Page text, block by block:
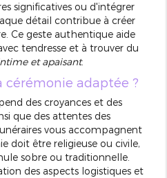
significatives ou d'intégrer
détail contribue à créer
Ce geste authentique aide
tendresse et à trouver du
et apaisant.
cérémonie adaptée ?
des croyances et des
que des attentes des
vous accompagnent
doit être religieuse ou civile,
sobre ou traditionnelle.
des aspects logistiques et